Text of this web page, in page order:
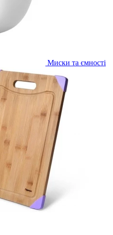
Миски та ємності